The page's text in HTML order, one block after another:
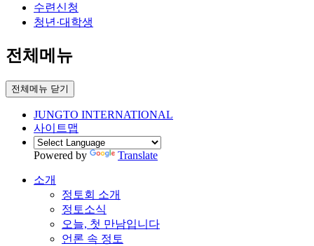
수련신청
청년·대학생
전체메뉴
전체메뉴 닫기
JUNGTO INTERNATIONAL
사이트맵
Powered by Translate
소개
정토회 소개
정토소식
오늘, 첫 만남입니다
언론 속 정토